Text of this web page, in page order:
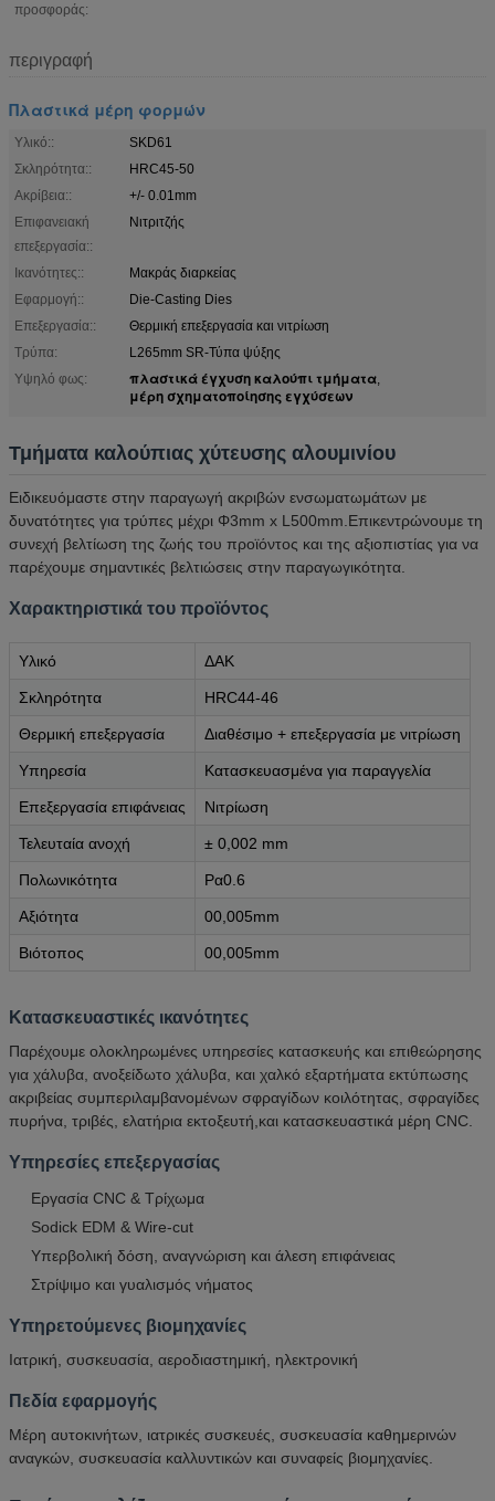
προσφοράς:
περιγραφή
Πλαστικά μέρη φορμών
Υλικό::
SKD61
Σκληρότητα::
HRC45-50
Ακρίβεια::
+/- 0.01mm
Επιφανειακή
επεξεργασία::
Νιτριτζής
Ικανότητες::
Μακράς διαρκείας
Εφαρμογή::
Die-Casting Dies
Επεξεργασία::
Θερμική επεξεργασία και νιτρίωση
Τρύπα:
L265mm SR-Τύπα ψύξης
Υψηλό φως:
πλαστικά έγχυση καλούπι τμήματα,
μέρη σχηματοποίησης εγχύσεων
Τμήματα καλούπιας χύτευσης αλουμινίου
Ειδικευόμαστε στην παραγωγή ακριβών ενσωματωμάτων με
δυνατότητες για τρύπες μέχρι Φ3mm x L500mm.Επικεντρώνουμε τη
συνεχή βελτίωση της ζωής του προϊόντος και της αξιοπιστίας για να
παρέχουμε σημαντικές βελτιώσεις στην παραγωγικότητα.
Χαρακτηριστικά του προϊόντος
Υλικό ΔΑΚ
Σκληρότητα HRC44-46
Θερμική επεξεργασία Διαθέσιμο + επεξεργασία με νιτρίωση
Υπηρεσία Κατασκευασμένα για παραγγελία
Επεξεργασία επιφάνειας Νιτρίωση
Τελευταία ανοχή ± 0,002 mm
Πολωνικότητα Ρα0.6
Αξιότητα 00,005mm
Βιότοπος 00,005mm
Κατασκευαστικές ικανότητες
Παρέχουμε ολοκληρωμένες υπηρεσίες κατασκευής και επιθεώρησης
για χάλυβα, ανοξείδωτο χάλυβα, και χαλκό εξαρτήματα εκτύπωσης
ακριβείας συμπεριλαμβανομένων σφραγίδων κοιλότητας, σφραγίδες
πυρήνα, τριβές, ελατήρια εκτοξευτή,και κατασκευαστικά μέρη CNC.
Υπηρεσίες επεξεργασίας
Εργασία CNC & Τρίχωμα
Sodick EDM & Wire-cut
Υπερβολική δόση, αναγνώριση και άλεση επιφάνειας
Στρίψιμο και γυαλισμός νήματος
Υπηρετούμενες βιομηχανίες
Ιατρική, συσκευασία, αεροδιαστημική, ηλεκτρονική
Πεδία εφαρμογής
Μέρη αυτοκινήτων, ιατρικές συσκευές, συσκευασία καθημερινών
αναγκών, συσκευασία καλλυντικών και συναφείς βιομηχανίες.